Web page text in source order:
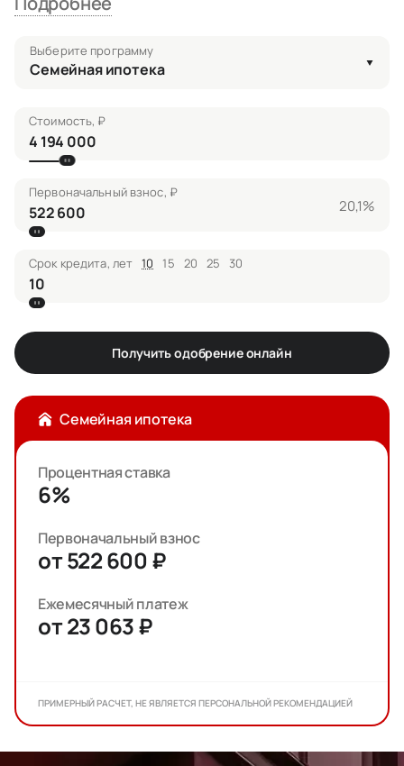
Выберите программу
Семейная ипотека
Стоимость, ₽
Первоначальный взнос, ₽
20,1%
Срок кредита, лет 10 15 20 25 30
Получить одобрение онлайн
Семейная ипотека
Процентная ставка
6%
Первоначальный взнос
от 522 600 ₽
Ежемесячный платеж
от 23 063 ₽
ПРИМЕРНЫЙ РАСЧЕТ, НЕ ЯВЛЯЕТСЯ ПЕРСОНАЛЬНОЙ РЕКОМЕНДАЦИЕЙ